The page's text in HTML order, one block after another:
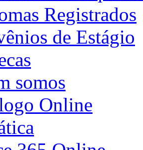
Registrados
de Estágio
somos
Online